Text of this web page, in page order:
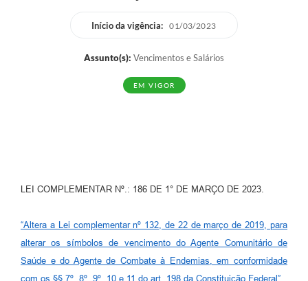
Vigilância em Saúde
Creche Municipal
Início da vigência: 01/03/2023
Assunto(s): Vencimentos e Salários
EM VIGOR
LEI COMPLEMENTAR Nº.: 186 DE 1° DE MARÇO DE 2023.
“Altera a Lei complementar nº 132, de 22 de março de 2019, para
alterar os símbolos de vencimento do Agente Comunitário de
Saúde e do Agente de Combate à Endemias, em conformidade
com os §§ 7º, 8º, 9º, 10 e 11 do art. 198 da Constituição Federal”.